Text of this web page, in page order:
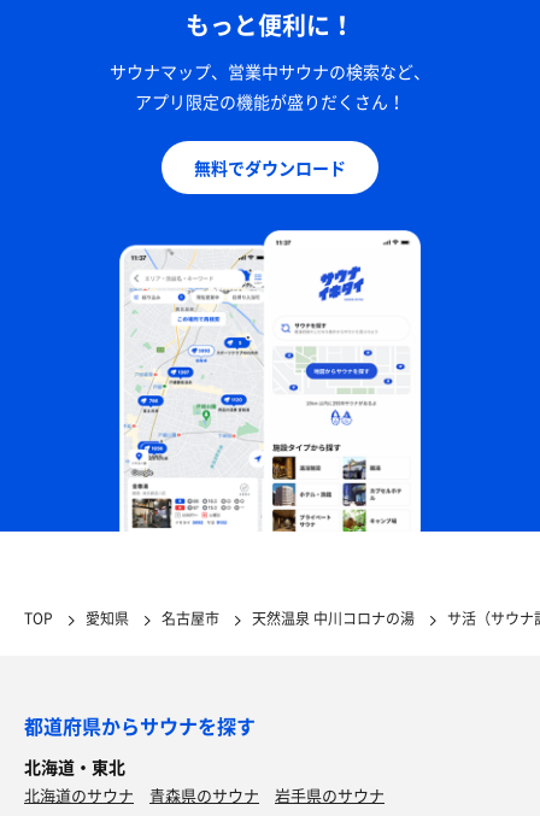
もっと便利に！
サウナマップ、営業中サウナの検索など、
アプリ限定の機能が盛りだくさん！
無料でダウンロード
TOP 愛知県 名古屋市 天然温泉 中川コロナの湯 サ活（サウナ
都道府県からサウナを探す
北海道・東北
北海道のサウナ 青森県のサウナ
岩手県のサウナ